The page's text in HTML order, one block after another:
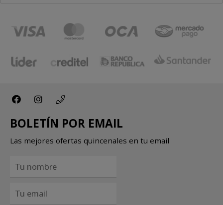
BOLETÍN POR EMAIL
Las mejores ofertas quincenales en tu email